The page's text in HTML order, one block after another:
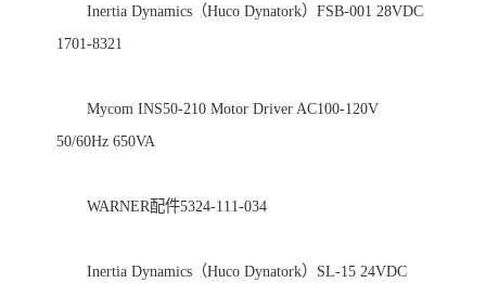
Inertia Dynamics（Huco Dynatork）FSB-001 28VDC
1701-8321
Mycom INS50-210 Motor Driver AC100-120V
50/60Hz 650VA
WARNER配件5324-111-034
Inertia Dynamics（Huco Dynatork）SL-15 24VDC